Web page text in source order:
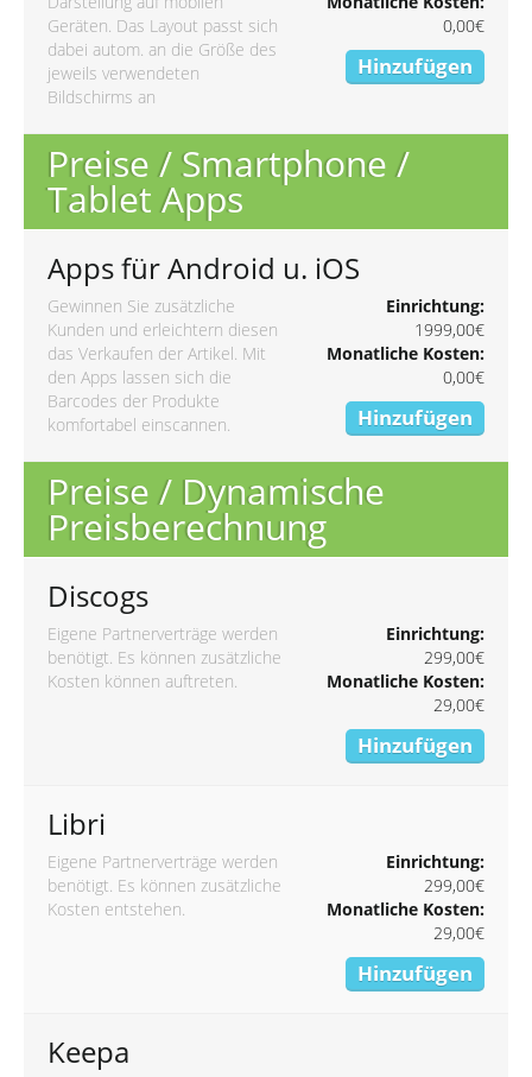
Geräten. Das Layout passt sich
dabei autom. an die Größe des
jeweils verwendeten
Bildschirms an
0,00€
Hinzufügen
Preise / Smartphone /
Tablet Apps
Apps für Android u. iOS
Gewinnen Sie zusätzliche
Kunden und erleichtern diesen
das Verkaufen der Artikel. Mit
den Apps lassen sich die
Barcodes der Produkte
komfortabel einscannen.
Einrichtung:
1999,00€
Monatliche Kosten:
0,00€
Hinzufügen
Preise / Dynamische
Preisberechnung
Discogs
Eigene Partnerverträge werden
benötigt. Es können zusätzliche
Kosten können auftreten.
Einrichtung:
299,00€
Monatliche Kosten:
29,00€
Hinzufügen
Libri
Eigene Partnerverträge werden
benötigt. Es können zusätzliche
Kosten entstehen.
Einrichtung:
299,00€
Monatliche Kosten:
29,00€
Hinzufügen
Keepa